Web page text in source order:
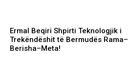
Ermal Beqiri Shpirti Teknologjik i
Trekëndëshit të Bermudës Rama–
Berisha–Meta!